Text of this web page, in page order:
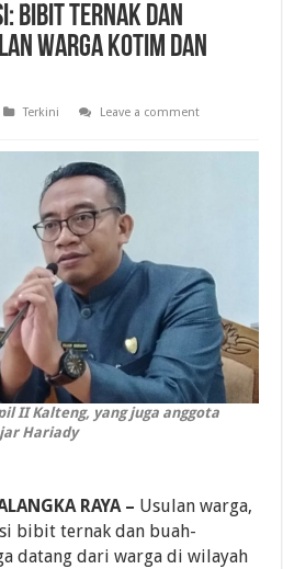
Bibit Ternak dan
Warga Kotim dan
Terkini
Leave a comment
II Kalteng, yang juga anggota
Hariady
RAYA – Usulan warga,
bibit ternak dan buah-
datang dari warga di wilayah